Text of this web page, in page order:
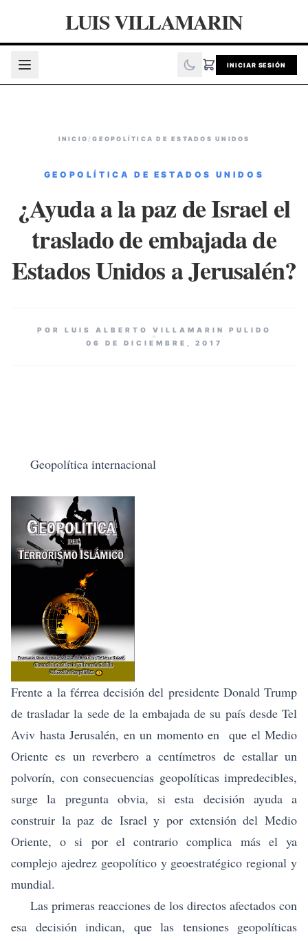
LUIS VILLAMARIN
INICIAR SESIÓN
INICIO /GEOPOLÍTICA DE ESTADOS UNIDOS
GEOPOLÍTICA DE ESTADOS UNIDOS
¿Ayuda a la paz de Israel el
traslado de embajada de
Estados Unidos a Jerusalén?
POR LUIS ALBERTO VILLAMARIN PULIDO
06 DE DICIEMBRE, 2017
Geopolítica internacional
Frente a la férrea decisión del presidente Donald Trump
de trasladar la sede de la embajada de su país desde Tel
Aviv hasta Jerusalén, en un momento en que el Medio
Oriente es un reverbero a centímetros de estallar un
polvorín, con consecuencias geopolíticas impredecibles,
surge la pregunta obvia, si esta decisión ayuda a
construir la paz de Israel y por extensión del Medio
Oriente, o si por el contrario complica más el ya
complejo ajedrez geopolítico y geoestratégico regional y
mundial.
Las primeras reacciones de los directos afectados con
esa decisión indican, que las tensiones geopolíticas